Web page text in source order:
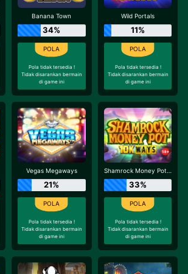
Banana Town
34%
Pola tidak tersedia !
Tidak disarankan bermain
di game ini
Wild Portals
11%
Pola tidak tersedia !
Tidak disarankan bermain
di game ini
Vegas Megaways
21%
Pola tidak tersedia !
Tidak disarankan bermain
di game ini
Shamrock Money Pot 10K Ways
33%
Pola tidak tersedia !
Tidak disarankan bermain
di game ini